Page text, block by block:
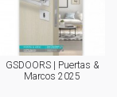
GSDOORS | Puertas &
Marcos 2025